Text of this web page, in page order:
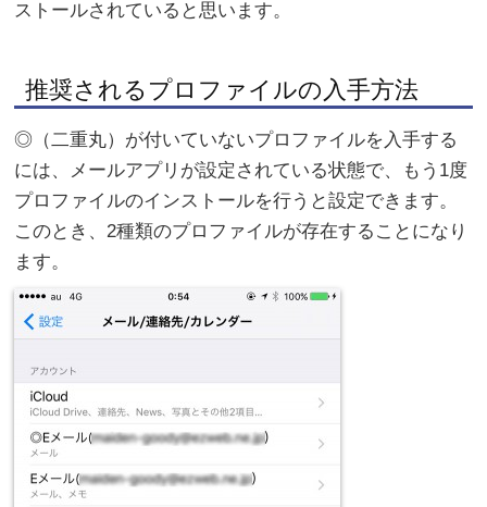
ストールされていると思います。
推奨されるプロファイルの入手方法
◎（二重丸）が付いていないプロファイルを入手する
には、メールアプリが設定されている状態で、もう1度
プロファイルのインストールを行うと設定できます。
このとき、2種類のプロファイルが存在することになり
ます。